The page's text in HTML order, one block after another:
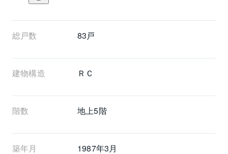
総戸数 83戸
建物構造 ＲＣ
階数 地上5階
築年月 1987年3月